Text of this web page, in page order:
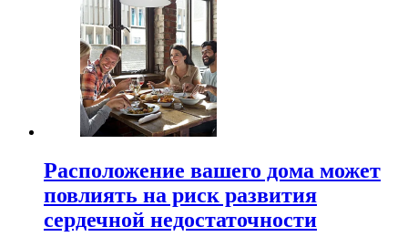
Расположение вашего дома может
повлиять на риск развития
сердечной недостаточности